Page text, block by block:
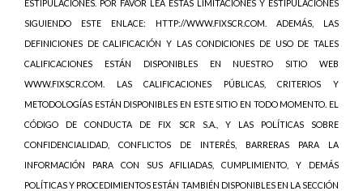
ESTIPULACIONES. POR FAVOR LEA ESTAS LIMITACIONES Y ESTIPULACIONES
SIGUIENDO ESTE ENLACE: HTTP://WWW.FIXSCR.COM. ADEMÁS, LAS
DEFINICIONES DE CALIFICACIÓN Y LAS CONDICIONES DE USO DE TALES
CALIFICACIONES ESTÁN DISPONIBLES EN NUESTRO SITIO WEB
WWW.FIXSCR.COM. LAS CALIFICACIONES PÚBLICAS, CRITERIOS Y
METODOLOGÍAS ESTÁN DISPONIBLES EN ESTE SITIO EN TODO MOMENTO. EL
CÓDIGO DE CONDUCTA DE FIX SCR S.A., Y LAS POLÍTICAS SOBRE
CONFIDENCIALIDAD, CONFLICTOS DE INTERÉS, BARRERAS PARA LA
INFORMACIÓN PARA CON SUS AFILIADAS, CUMPLIMIENTO, Y DEMÁS
POLÍTICAS Y PROCEDIMIENTOS ESTÁN TAMBIÉN DISPONIBLES EN LA SECCIÓN